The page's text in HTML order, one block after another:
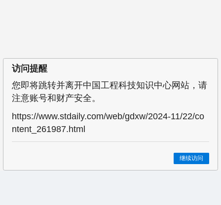
访问提醒
您即将跳转并离开中国工程科技知识中心网站，请
注意账号和财产安全。
https://www.stdaily.com/web/gdxw/2024-11/22/co
ntent_261987.html
继续访问